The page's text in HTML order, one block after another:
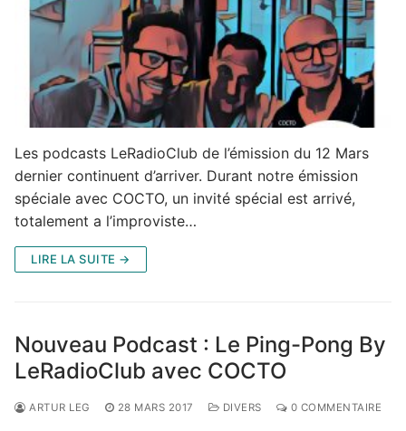
Les podcasts LeRadioClub de l’émission du 12 Mars
dernier continuent d’arriver. Durant notre émission
spéciale avec COCTO, un invité spécial est arrivé,
totalement a l’improviste…
LIRE LA SUITE →
Nouveau Podcast : Le Ping-Pong By
LeRadioClub avec COCTO
ARTUR LEG 28 MARS 2017 DIVERS 0 COMMENTAIRE